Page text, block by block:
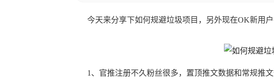
今天来分享下如何规避垃圾项目，另外现在OK新用户
1、官推注册不久粉丝很多，置顶推文数据和常规推文